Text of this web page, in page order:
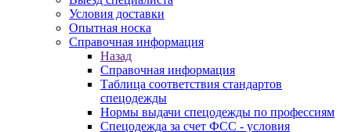
Условия доставки
Опытная носка
Справочная информация
Назад
Справочная информация
Таблица соответствия стандартов
спецодежды
Нормы выдачи спецодежды по профессиям
Спецодежда за счет ФСС - условия